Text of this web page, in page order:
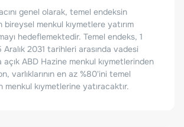
genel olarak, temel endeksin
menkul kıymetlere yatırım
hedeflemektedir. Temel endeks, 1
Aralık 2031 tarihleri arasında vadesi
ABD Hazine menkul kıymetlerinden
varlıklarının en az %80'ini temel
menkul kıymetlerine yatıracaktır.